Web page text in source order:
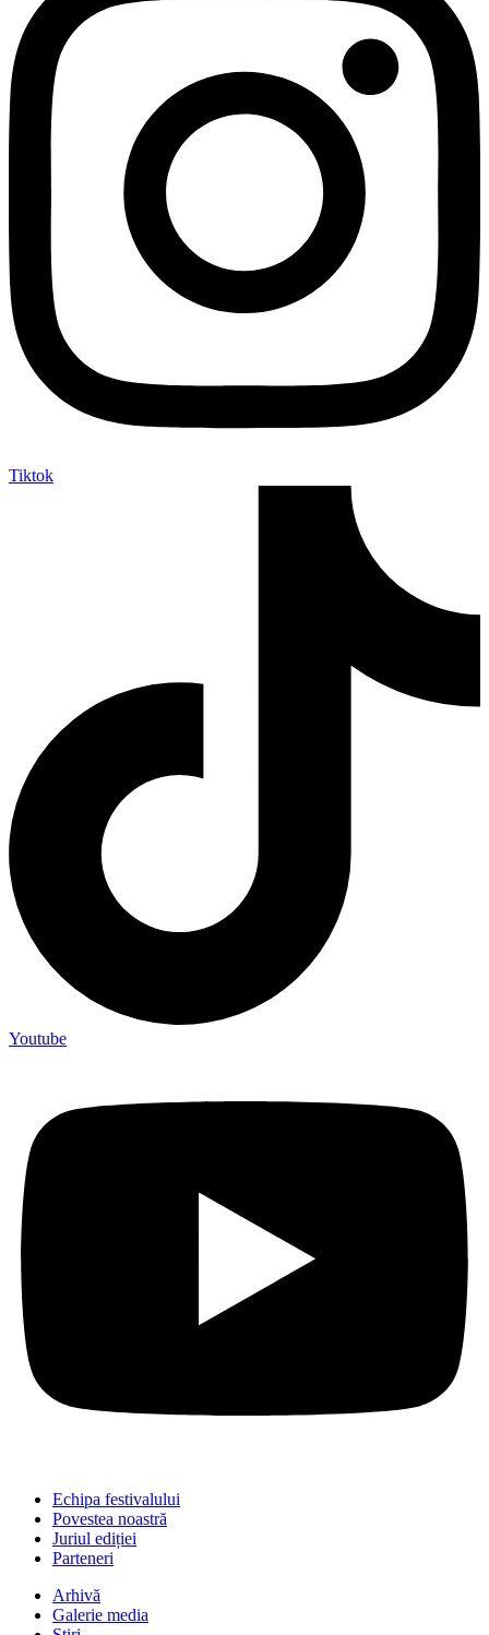
Tiktok
Youtube
Echipa festivalului
Povestea noastră
Juriul ediției
Parteneri
Arhivă
Galerie media